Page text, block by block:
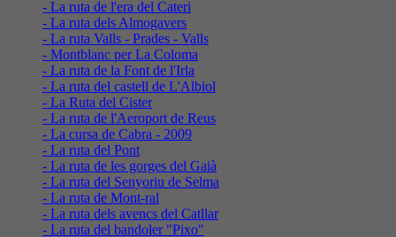
- La ruta de l'era del Cateri
- La ruta dels Almogavers
- La ruta Valls - Prades - Valls
- Montblanc per La Coloma
- La ruta de la Font de l'Irla
- La ruta del castell de L'Albiol
- La Ruta del Cister
- La ruta de l'Aeroport de Reus
- La cursa de Cabra - 2009
- La ruta del Pont
- La ruta de les gorges del Gaià
- La ruta del Senyoriu de Selma
- La ruta de Mont-ral
- La ruta dels avencs del Catllar
- La ruta del bandoler "Pixo"